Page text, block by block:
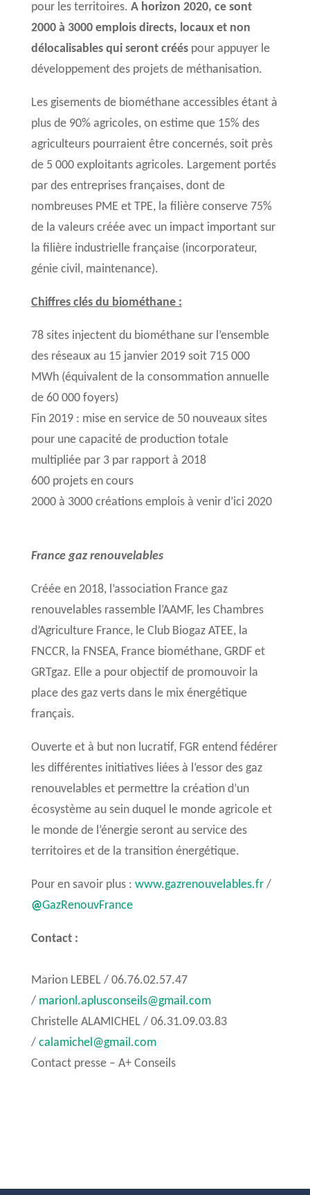
pour les territoires. A horizon 2020, ce sont
2000 à 3000 emplois directs, locaux et non
délocalisables qui seront crééspour appuyer le
développement des projets de méthanisation.
Les gisements de biométhane accessibles étant à
plus de 90% agricoles, on estime que 15% des
agriculteurs pourraient être concernés, soit près
de 5 000 exploitants agricoles. Largement portés
par des entreprises françaises, dont de
nombreuses PME et TPE, la filière conserve 75%
de la valeurs créée avec un impact important sur
la filière industrielle française (incorporateur,
génie civil, maintenance).
Chiffres clés du biométhane :
78 sites injectent du biométhane sur l’ensemble
des réseaux au 15 janvier 2019 soit 715 000
MWh (équivalent de la consommation annuelle
de 60 000 foyers)
Fin 2019 : mise en service de 50 nouveaux sites
pour une capacité de production totale
multipliée par 3 par rapport à 2018
600 projets en cours
2000 à 3000 créations emplois à venir d’ici 2020
France gaz renouvelables
Créée en 2018, l’association France gaz
renouvelables rassemble l’AAMF, les Chambres
d’Agriculture France, le Club Biogaz ATEE, la
FNCCR, la FNSEA, France biométhane, GRDF et
GRTgaz. Elle a pour objectif de promouvoir la
place des gaz verts dans le mix énergétique
français.
Ouverte et à but non lucratif, FGR entend fédérer
les différentes initiatives liées à l’essor des gaz
renouvelables et permettre la création d’un
écosystème au sein duquel le monde agricole et
le monde de l’énergie seront au service des
territoires et de la transition énergétique.
Pour en savoir plus : www.gazrenouvelables.fr/
@GazRenouvFrance
Contact :
Marion LEBEL / 06.76.02.57.47
/ marionl.aplusconseils@gmail.com
Christelle ALAMICHEL / 06.31.09.03.83
/ calamichel@gmail.com
Contact presse – A+ Conseils